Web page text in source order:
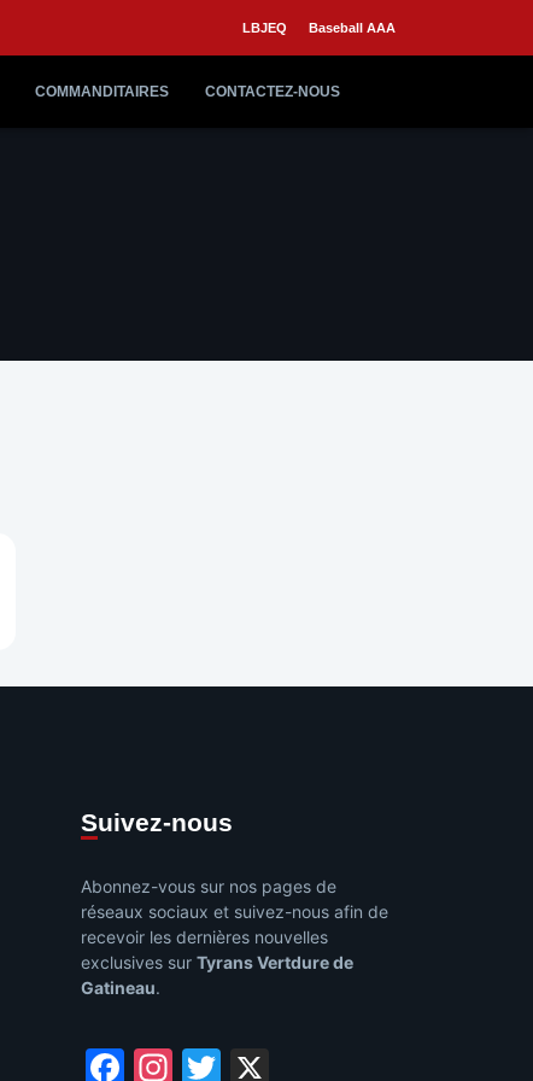
LBJEQ Baseball AAA
COMMANDITAIRES CONTACTEZ-NOUS
Suivez-nous
Abonnez-vous sur nos pages de
réseaux sociaux et suivez-nous afin de
recevoir les dernières nouvelles
exclusives sur Tyrans Vertdure de
Gatineau.
Facebook
Instagram
Twitter